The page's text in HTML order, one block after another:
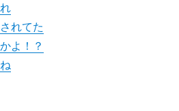
れてた
よ！？